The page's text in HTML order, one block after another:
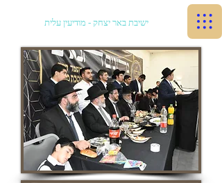
ישיבת באר יצחק - מודיעין עלית